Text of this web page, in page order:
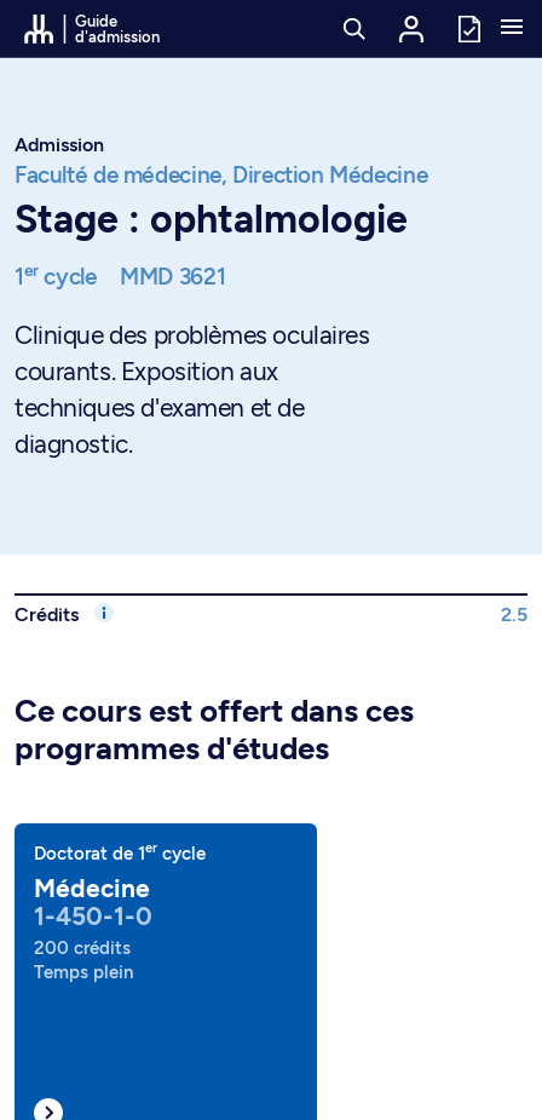
Passer au contenu
Guide
d'admission
Admission
Faculté de médecine, Direction Médecine
Stage : ophtalmologie
1ercycle MMD 3621
Clinique des problèmes oculaires
courants. Exposition aux
techniques d'examen et de
diagnostic.
Crédits 2.5
Ce cours est offert dans ces
programmes d'études
Doctorat de 1er cycle
Médecine
1-450-1-0
200 crédits
Temps plein